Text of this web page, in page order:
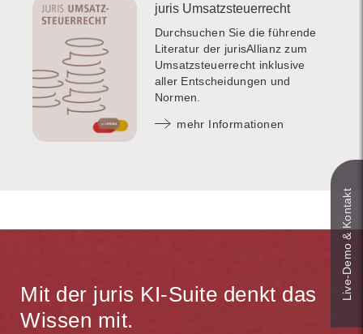
juris Umsatzsteuerrecht
Durchsuchen Sie die führende
Literatur der jurisAllianz zum
Umsatzsteuerrecht inklusive
aller Entscheidungen und
Normen.
mehr Informationen
Mit der juris KI-Suite denkt das
Wissen mit.
Live‑Demo & Kontakt